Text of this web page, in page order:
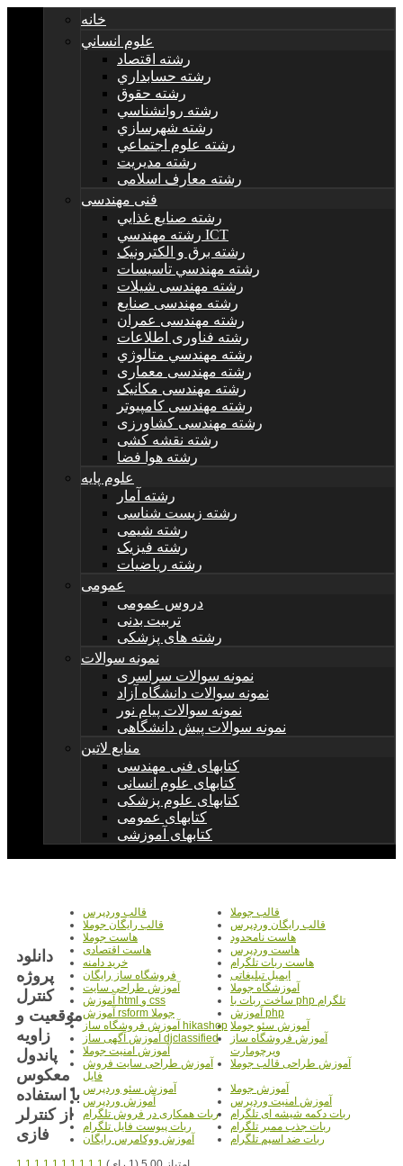
خانه
علوم انساني
رشته اقتصاد
رشته حسابداري
رشته حقوق
رشته روانشناسي
رشته شهرسازي
رشته علوم اجتماعي
رشته مديريت
رشته معارف اسلامی
فنی مهندسی
رشته صنايع غذايي
رشته مهندسي ICT
رشته برق و الکترونيک
رشته مهندسي تاسيسات
رشته مهندسی شیلات
رشته مهندسی صنایع
رشته مهندسی عمران
رشته فناوری اطلاعات
رشته مهندسي متالوژي
رشته مهندسی معماری
رشته مهندسی مکانیک
رشته مهندسی کامپیوتر
رشته مهندسی کشاورزی
رشته نقشه کشی
رشته هوا فضا
علوم پایه
رشته آمار
رشته زیست شناسی
رشته شیمی
رشته فیزیک
رشته ریاضیات
عمومی
دروس عمومی
تربیت بدنی
رشته های پزشکی
نمونه سوالات
نمونه سوالات سراسری
نمونه سوالات دانشگاه آزاد
نمونه سوالات پیام نور
نمونه سوالات پیش دانشگاهی
منابع لاتین
کتابهای فنی مهندسی
کتابهای علوم انسانی
کتابهای علوم پزشکی
کتابهای عمومی
کتابهای آموزشی
قالب جوملا
قالب وردپرس
قالب رایگان وردپرس
قالب رایگان جوملا
هاست نامحدود
هاست جوملا
هاست وردپرس
هاست اقتصادی
هاست ربات تلگرام
خرید دامنه
ایمیل تبلیغاتی
فروشگاه ساز رایگان
آموزشگاه جوملا
آموزش طراحی سایت
ساخت ربات با php تلگرام
آموزش html و css
آموزش php
آموزش rsform جوملا
آموزش سئو جوملا آموزش فروشگاه ساز hikashop
آموزش فروشگاه ساز
ویرچومارت
آموزش آگهی ساز djclassified
آموزش امنیت جوملا
آموزش طراحی قالب جوملا
آموزش طراحی سایت فروش
فایل
آموزش جوملا
آموزش سئو وردپرس
آموزش امنیت وردپرس
آموزش وردپرس
ربات دکمه شیشه ای تلگرام
ربات همکاری در فروش تلگرام
ربات جذب ممبر تلگرام
ربات پیوست فایل تلگرام
ربات ضد اسپم تلگرام
آموزش ووکامرس رایگان
دانلود
پروژه
کنترل
موقعیت و
زاویه
پاندول
معکوس
با استفاده
از کنترلر
فازی